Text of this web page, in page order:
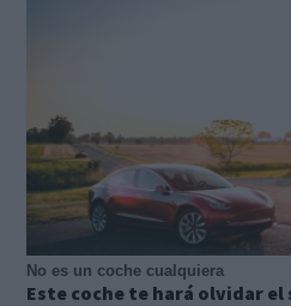
No es un coche cualquiera
Este coche te hará olvidar el